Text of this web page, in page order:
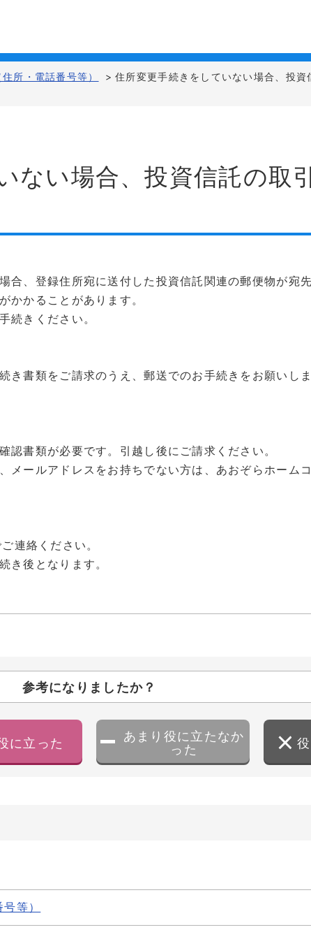
所・電話番号等） > 住所変更手続きをしていない場合、投資
ない場合、投資信託の取
合、登録住所宛に送付した投資信託関連の郵便物が宛
かかることがあります。
続きください。
き書類をご請求のうえ、郵送でのお手続きをお願いしま
認書類が必要です。引越し後にご請求ください。
メールアドレスをお持ちでない方は、あおぞらホー
連絡ください。
き後となります。
参考になりましたか？
に立った
あまり役に立たなか
った
等）